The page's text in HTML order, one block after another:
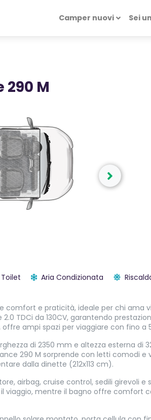
Camper nuovi Sei
M
Toilet Aria Condizionata
comfort e praticità, ideale per chi ama
TDCi da 130CV, garantendo
ampi spazi per viaggiare con fino a
di 2350 mm e altezza esterna
290 M sorprende con letti comodi e
dalla dinette (212x113 cm).
airbag, cruise control, sedili girevoli
viaggio, mentre il bagno offre comfort